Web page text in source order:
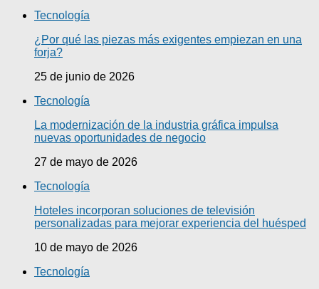
Tecnología
¿Por qué las piezas más exigentes empiezan en una
forja?
25 de junio de 2026
Tecnología
La modernización de la industria gráfica impulsa
nuevas oportunidades de negocio
27 de mayo de 2026
Tecnología
Hoteles incorporan soluciones de televisión
personalizadas para mejorar experiencia del huésped
10 de mayo de 2026
Tecnología